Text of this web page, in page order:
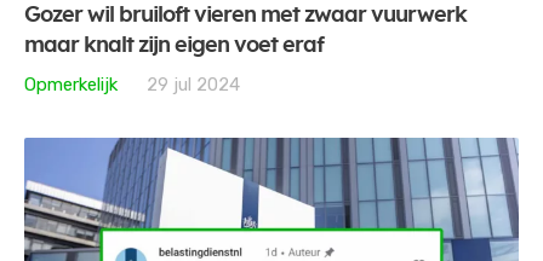
Gozer wil bruiloft vieren met zwaar vuurwerk
maar knalt zijn eigen voet eraf
Opmerkelijk
29 jul 2024